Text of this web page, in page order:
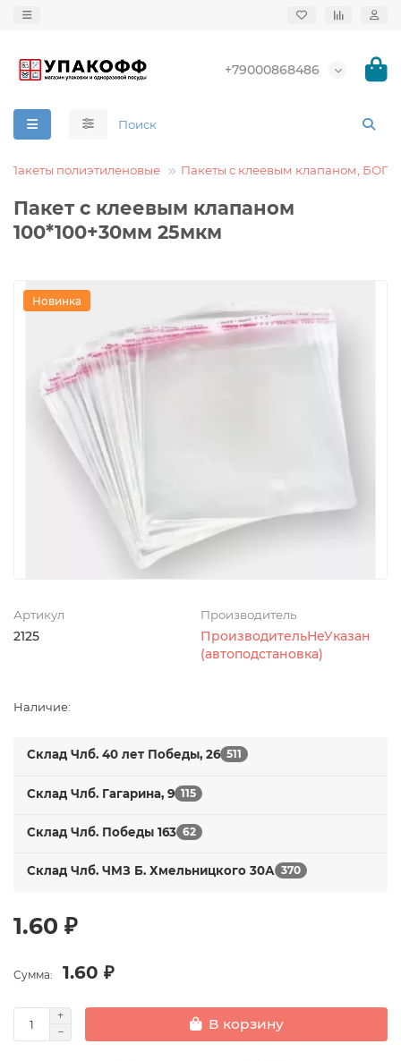
+79000868486
Пакеты полиэтиленовые Пакеты с клеевым клапаном, БОПП
Пакет с клеевым клапаном
100*100+30мм 25мкм
Новинка
Артикул
2125
Производитель
ПроизводительНеУказан
(автоподстановка)
Наличие:
Склад Члб. 40 лет Победы, 26 511
Склад Члб. Гагарина, 9 115
Склад Члб. Победы 163 62
Склад Члб. ЧМЗ Б. Хмельницкого 30А 370
1.60 ₽
Сумма: 1.60 ₽
В корзину